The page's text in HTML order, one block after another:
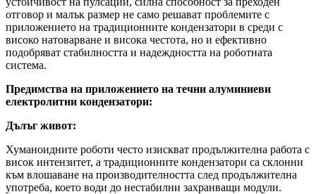
отговор и малък размер не само решават проблемите с
приложението на традиционните кондензатори в среди с
високо натоварване и висока честота, но и ефективно
подобряват стабилността и надеждността на роботната
система.
Предимства на приложението на течни алуминиеви
електролитни кондензатори:
Дълъг живот:
Хуманоидните роботи често изискват продължителна работа с
висок интензитет, а традиционните кондензатори са склонни
към влошаване на производителността след продължителна
употреба, което води до нестабилни захранващи модули.